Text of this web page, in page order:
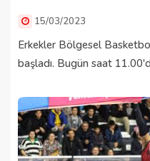
15/03/2023
Erkekler Bölgesel
başladı. Bugün saat